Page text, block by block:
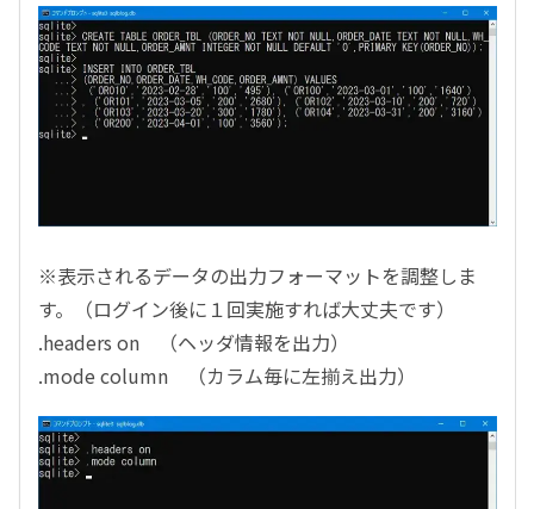
※表示されるデータの出力フォーマットを調整しま
す。（ログイン後に１回実施すれば大丈夫です）
.headers on （ヘッダ情報を出力）
.mode column （カラム毎に左揃え出力）